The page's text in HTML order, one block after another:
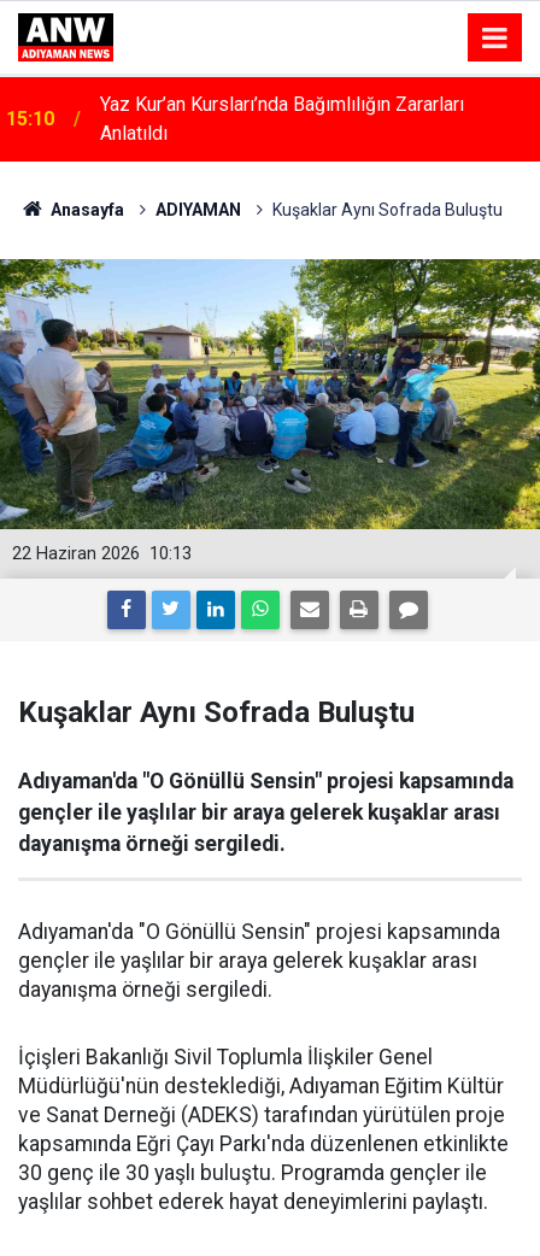
15:04
Kahta’da Kadınlara Özel Yaşam Ve Yüzme Merkezi
Yükseliyor
Anasayfa ADIYAMAN Kuşaklar Aynı Sofrada Buluştu
10:13
22 Haziran 2026
Kuşaklar Aynı Sofrada Buluştu
Adıyaman'da "O Gönüllü Sensin" projesi kapsamında
gençler ile yaşlılar bir araya gelerek kuşaklar arası
dayanışma örneği sergiledi.
Adıyaman'da "O Gönüllü Sensin" projesi kapsamında
gençler ile yaşlılar bir araya gelerek kuşaklar arası
dayanışma örneği sergiledi.
İçişleri Bakanlığı Sivil Toplumla İlişkiler Genel
Müdürlüğü'nün desteklediği, Adıyaman Eğitim Kültür
ve Sanat Derneği (ADEKS) tarafından yürütülen proje
kapsamında Eğri Çayı Parkı'nda düzenlenen etkinlikte
30 genç ile 30 yaşlı buluştu. Programda gençler ile
yaşlılar sohbet ederek hayat deneyimlerini paylaştı.